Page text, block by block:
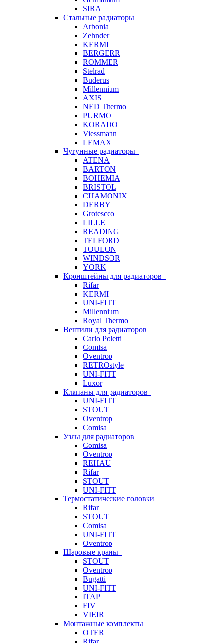
SIRA
Стальные радиаторы
Arbonia
Zehnder
KERMI
BERGERR
ROMMER
Stelrad
Buderus
Millennium
AXIS
NED Thermo
PURMO
KORADO
Viessmann
LEMAX
Чугунные радиаторы
ATENA
BARTON
BOHEMIA
BRISTOL
CHAMONIX
DERBY
Grotescco
LILLE
READING
TELFORD
TOULON
WINDSOR
YORK
Кронштейны для радиаторов
Rifar
KERMI
UNI-FITT
Millennium
Royal Thermo
Вентили для радиаторов
Carlo Poletti
Comisa
Oventrop
RETROstyle
UNI-FITT
Luxor
Клапаны для радиаторов
UNI-FITT
STOUT
Oventrop
Comisa
Узлы для радиаторов
Comisa
Oventrop
REHAU
Rifar
STOUT
UNI-FITT
Термостатические головки
Rifar
STOUT
Comisa
UNI-FITT
Oventrop
Шаровые краны
STOUT
Oventrop
Bugatti
UNI-FITT
ITAP
FIV
VIEIR
Монтажные комплекты
OTER
Rifar